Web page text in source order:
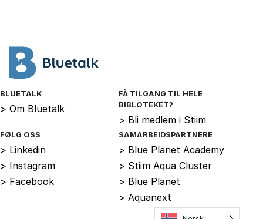
BLUETALK
> Om Bluetalk
FÅ TILGANG TIL HELE
BIBLOTEKET?
> Bli medlem i Stiim
FØLG OSS
> Linkedin
> Instagram
> Facebook
SAMARBEIDSPARTNERE
> Blue Planet Academy
> Stiim Aqua Cluster
> Blue Planet
> Aquanext